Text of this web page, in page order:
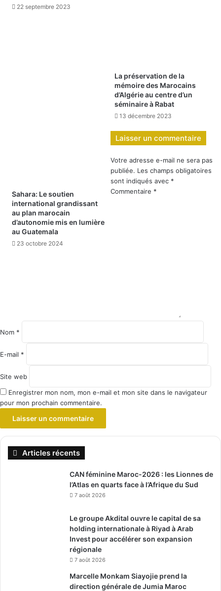
22 septembre 2023
La préservation de la
mémoire des Marocains
d’Algérie au centre d’un
séminaire à Rabat
13 décembre 2023
Sahara: Le soutien
international grandissant
au plan marocain
d’autonomie mis en lumière
au Guatemala
23 octobre 2024
Laisser un commentaire
Votre adresse e-mail ne sera pas
publiée. Les champs obligatoires
sont indiqués avec *
Commentaire *
Nom *
E-mail *
Site web
Enregistrer mon nom, mon e-mail et mon site dans le navigateur
pour mon prochain commentaire.
Articles récents
CAN féminine Maroc-2026 : les Lionnes de
l’Atlas en quarts face à l’Afrique du Sud
7 août 2026
Le groupe Akdital ouvre le capital de sa
holding internationale à Riyad à Arab
Invest pour accélérer son expansion
régionale
7 août 2026
Marcelle Monkam Siayojie prend la
direction générale de Jumia Maroc